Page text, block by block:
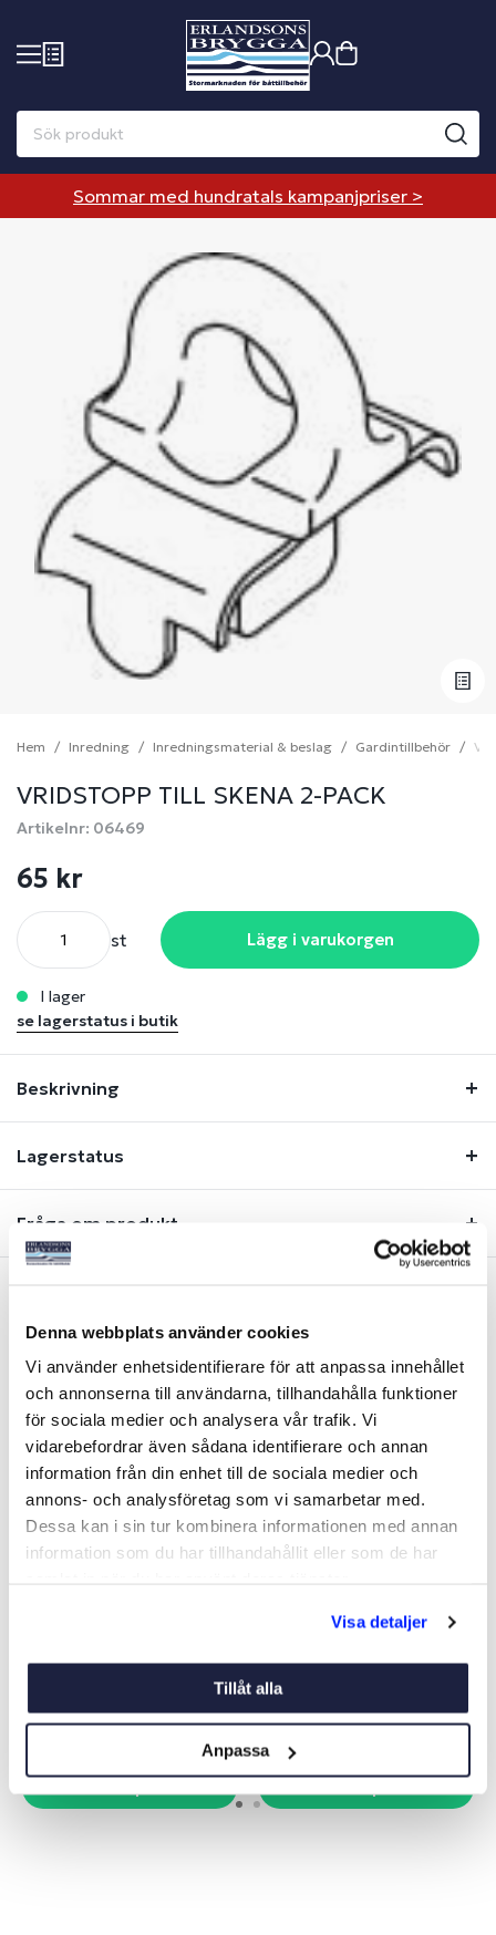
Denna webbplats använder cookies
Vi använder enhetsidentifierare för att anpassa innehållet
och annonserna till användarna, tillhandahålla funktioner
för sociala medier och analysera vår trafik. Vi
vidarebefordrar även sådana identifierare och annan
information från din enhet till de sociala medier och
annons- och analysföretag som vi samarbetar med.
Dessa kan i sin tur kombinera informationen med annan
information som du har tillhandahållit eller som de har
Visa detaljer
Tillåt alla
Anpassa
Sommar med hundratals kampanjpriser >
Hem Inredning Inredningsmaterial & beslag Gardintillbehör
VRIDSTOPP TILL SKENA 2-PACK
Artikelnr: 06469
65 kr
st Lägg i varukorgen
i lager
se lagerstatus i butik
Beskrivning
Lagerstatus
Fråga om produkt
Liknande produkter
GARDINSKENA AL 3000
1 095 kr